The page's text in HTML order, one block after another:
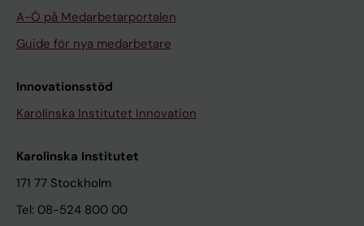
A-Ö på Medarbetarportalen
Guide för nya medarbetare
Innovationsstöd
Karolinska Institutet Innovation
Karolinska Institutet
171 77 Stockholm
Tel: 08-524 800 00